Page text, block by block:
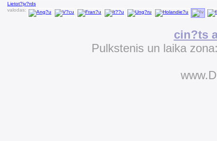
Lietot?jv?rds
valodas:
cin?ts
Pulkstenis un laika